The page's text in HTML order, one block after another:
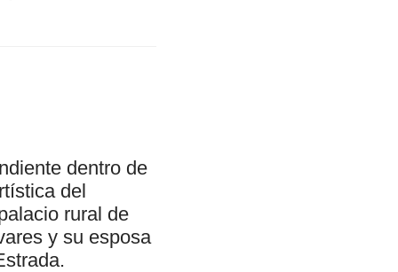
dentro de
del
rural de
y su esposa